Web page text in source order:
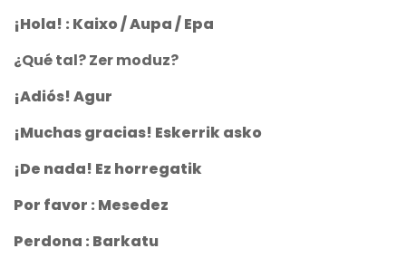
¡Hola! : Kaixo / Aupa / Epa
¿Qué tal? Zer moduz?
¡Adiós! Agur
¡Muchas gracias! Eskerrik asko
¡De nada! Ez horregatik
Por favor : Mesedez
Perdona : Barkatu